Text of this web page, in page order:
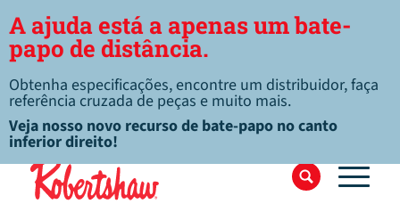
A ajuda está a apenas um bate-
papo de distância.
Obtenha especificações, encontre um distribuidor, faça
referência cruzada de peças e muito mais.
Veja nosso novo recurso de bate-papo no canto
inferior direito!